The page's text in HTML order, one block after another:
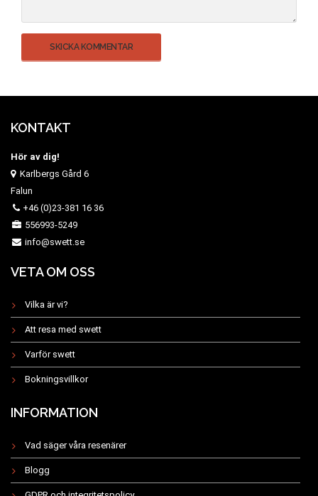
KONTAKT
Hör av dig!
Karlbergs Gård 6
Falun
+46 (0)23-381 16 36
556993-5249
info@swett.se
VETA OM OSS
Vilka är vi?
Att resa med swett
Varför swett
Bokningsvillkor
INFORMATION
Vad säger våra resenärer
Blogg